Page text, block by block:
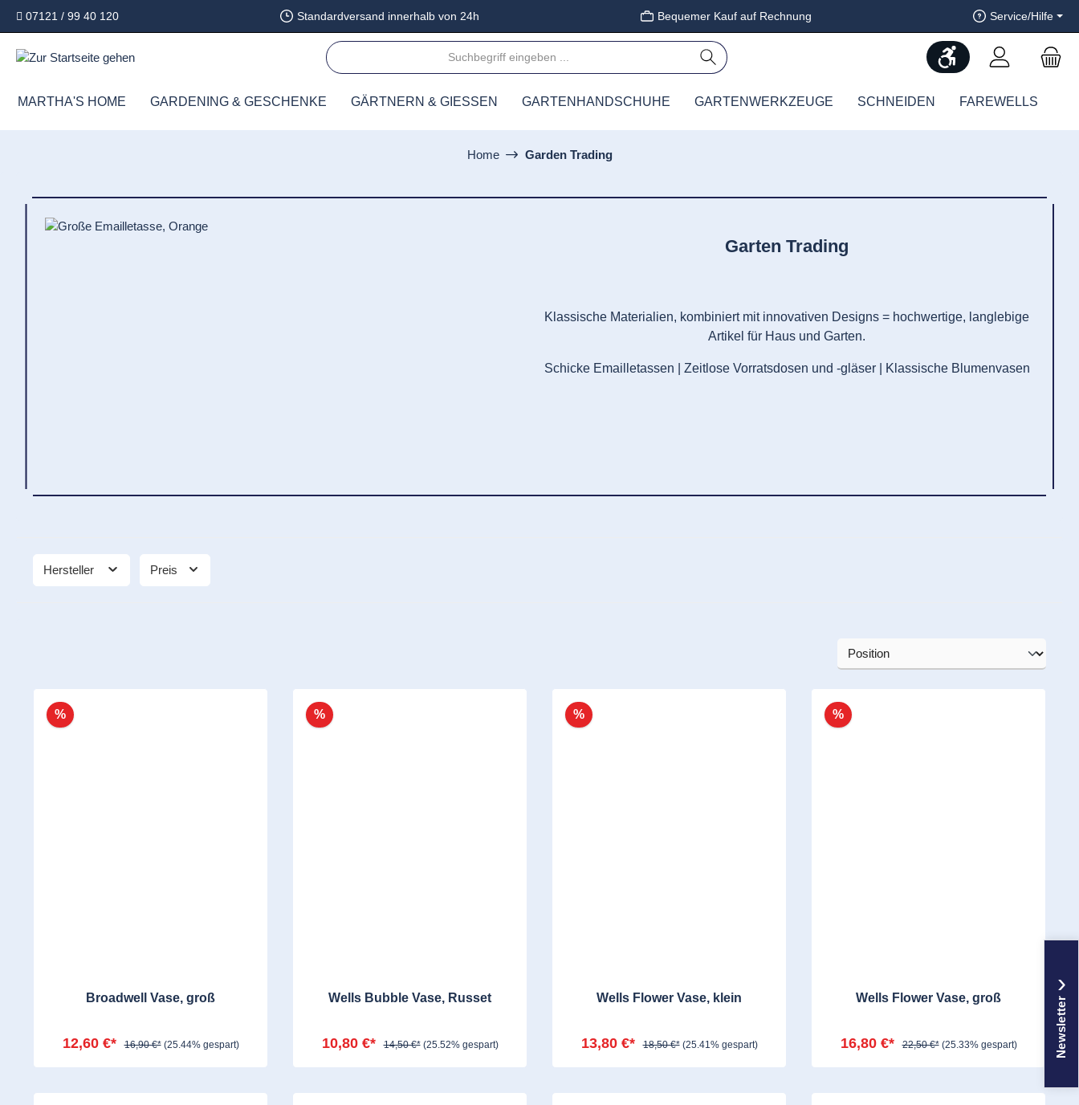
Zur Hauptnavigation springen
07121 / 99 40 120 Standardversand innerhalb von 24h Bequemer Kauf auf Rechnung Service/Hilfe
Werkzeugleiste
MARTHA'S HOME GARDENING & GESCHENKE GÄRTNERN & GIESSEN GARTENHANDSCHUHE GARTENWERKZEUGE SCHNEIDEN FAREWELLS
Home Garden Trading
Garten Trading
Klassische Materialien, kombiniert mit innovativen Designs = hochwertige, langlebige
Artikel für Haus und Garten.
Schicke Emailletassen | Zeitlose Vorratsdosen und -gläser | Klassische Blumenvasen
Hersteller Preis
%
Broadwell Vase, groß
12,60 €* 16,90 €* (25.44% gespart)
%
Wells Bubble Vase, Russet
10,80 €* 14,50 €* (25.52% gespart)
%
Wells Flower Vase, klein
13,80 €* 18,50 €* (25.41% gespart)
%
Wells Flower Vase, groß
16,80 €* 22,50 €* (25.33% gespart)
›
Newsletter